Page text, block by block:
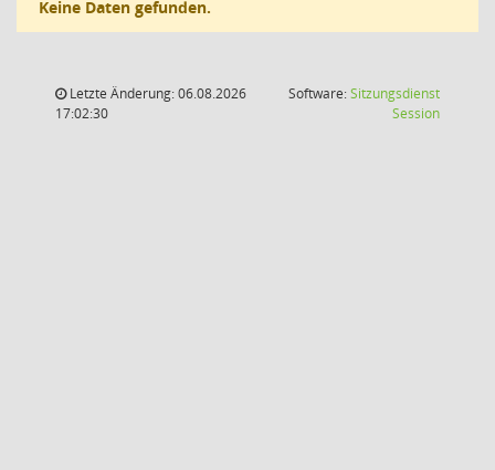
Keine Daten gefunden.
Letzte Änderung: 06.08.2026
17:02:30
Software:Sitzungsdienst
Session(Wird in